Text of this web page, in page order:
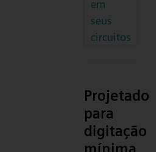
em
seus
circuitos
Projetado
para
digitação